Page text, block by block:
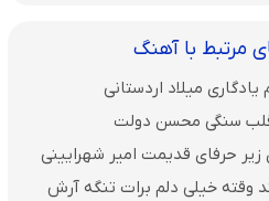
مرتبط با آهنگ
میلاد اردستانی
قلب سنگی محسن دولت
حرفای قدیمت امیر شهرایینی
وقته خیلی دلم برات تنگه آرش